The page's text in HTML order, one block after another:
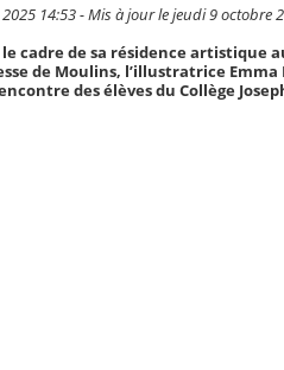
14:53 - Mis à jour le jeudi 9 octobre
le cadre de sa résidence artistique
de Moulins, l’illustratrice
des élèves du Collège